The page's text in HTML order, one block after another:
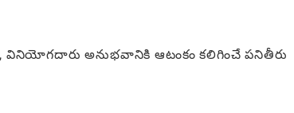
వినియోగదారు అనుభవానికి ఆటంకం కలిగించే పనితీరు